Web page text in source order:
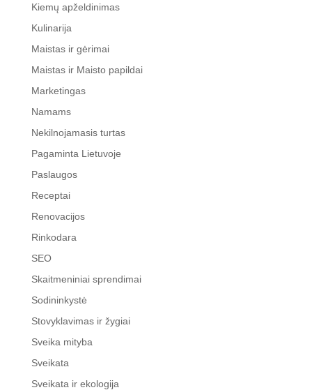
Kiemų apželdinimas
Kulinarija
Maistas ir gėrimai
Maistas ir Maisto papildai
Marketingas
Namams
Nekilnojamasis turtas
Pagaminta Lietuvoje
Paslaugos
Receptai
Renovacijos
Rinkodara
SEO
Skaitmeniniai sprendimai
Sodininkystė
Stovyklavimas ir žygiai
Sveika mityba
Sveikata
Sveikata ir ekologija